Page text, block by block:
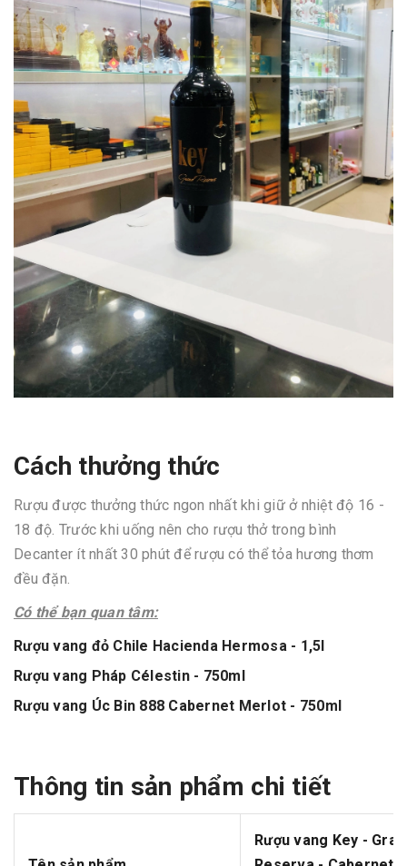
Cách thưởng thức
Rượu được thưởng thức ngon nhất khi giữ ở nhiệt độ 16 -
18 độ. Trước khi uống nên cho rượu thở trong bình
Decanter ít nhất 30 phút để rượu có thể tỏa hương thơm
đều đặn.
Có thể bạn quan tâm:
Rượu vang đỏ Chile Hacienda Hermosa - 1,5l
Rượu vang Pháp Célestin - 750ml
Rượu vang Úc Bin 888 Cabernet Merlot - 750ml
Thông tin sản phẩm chi tiết
Rượu vang Key - Gran